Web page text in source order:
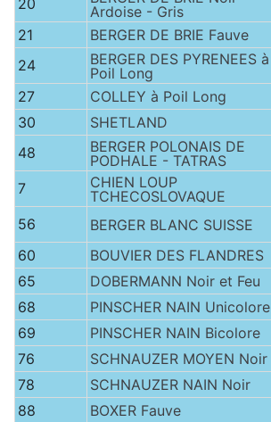
20
Ardoise - Gris
21 BERGER DE BRIE Fauve
24
BERGER DES PYRENEES à
Poil Long
27 COLLEY à Poil Long
30 SHETLAND
48
BERGER POLONAIS DE
PODHALE - TATRAS
7
CHIEN LOUP
TCHECOSLOVAQUE
56 BERGER BLANC SUISSE
60 BOUVIER DES FLANDRES
65 DOBERMANN Noir et Feu
68 PINSCHER NAIN Unicolore
69 PINSCHER NAIN Bicolore
76 SCHNAUZER MOYEN Noir
78 SCHNAUZER NAIN Noir
88 BOXER Fauve